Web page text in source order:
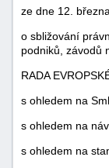
ze dne 12.
o sbližování
podniků, závodů
RADA
s ohledem na
s ohledem na
s ohledem na